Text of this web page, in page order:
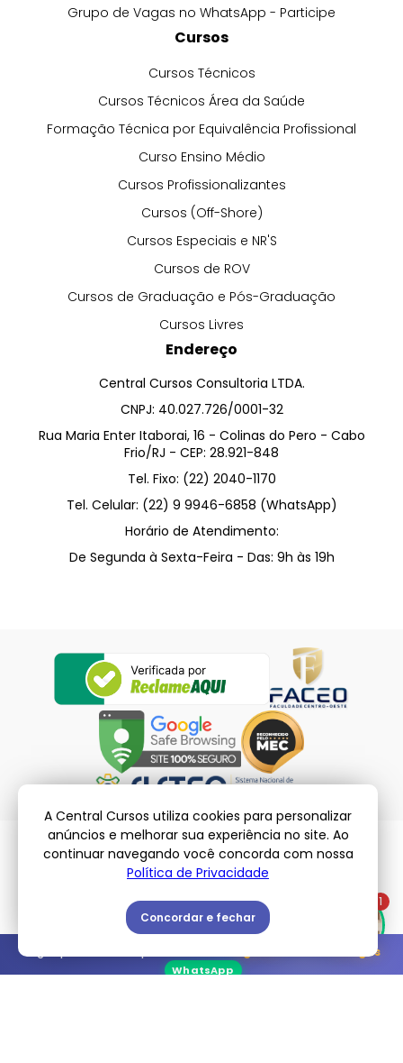
Grupo de Vagas no WhatsApp - Participe
Cursos
Cursos Técnicos
Cursos Técnicos Área da Saúde
Formação Técnica por Equivalência Profissional
Curso Ensino Médio
Cursos Profissionalizantes
Cursos (Off-Shore)
Cursos Especiais e NR'S
Cursos de ROV
Cursos de Graduação e Pós-Graduação
Cursos Livres
Endereço
Central Cursos Consultoria LTDA.
CNPJ: 40.027.726/0001-32
Rua Maria Enter Itaborai, 16 - Colinas do Pero - Cabo
Frio/RJ - CEP: 28.921-848
Tel. Fixo: (22) 2040-1170
Tel. Celular: (22) 9 9946-6858 (WhatsApp)
Horário de Atendimento:
De Segunda à Sexta-Feira - Das: 9h às 19h
© Central Cursos – 2026 | Todos os Direitos Reservados
Políticas de Privacidade-Termos de Uso 1
A Central Cursos utiliza cookies para personalizar
anúncios e melhorar sua experiência no site. Ao
continuar navegando você concorda com nossa
Política de Privacidade
Concordar e fechar
Vagas promocionais para a turma de 5 vagas
WhatsApp